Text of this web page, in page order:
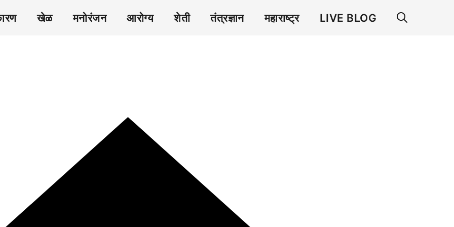
खेळ मनोरंजन आरोग्य शेती तंत्रज्ञान महाराष्ट्र LIVE BLOG